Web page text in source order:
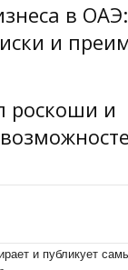
в ОАЭ:
и
роскоши и
и публикует